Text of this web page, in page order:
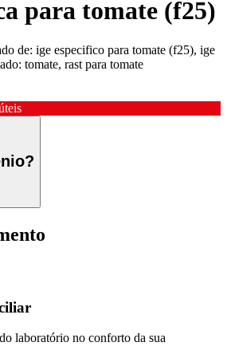
para tomate (f25)
de: ige especifico para tomate (f25), ige
tomate, rast para tomate
laboratório no conforto da sua